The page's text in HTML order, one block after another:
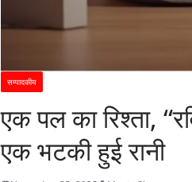
सम्पादकीय
एक पल का रिश्ता,
एक भटकी हुई रानी